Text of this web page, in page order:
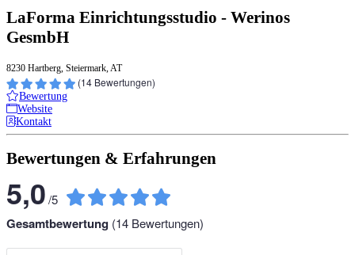
LaForma Einrichtungsstudio - Werinos
GesmbH
8230 Hartberg, Steiermark, AT
(14 Bewertungen)
Bewertung
Website
Kontakt
Bewertungen & Erfahrungen
5,0/5
Gesamtbewertung (14 Bewertungen)